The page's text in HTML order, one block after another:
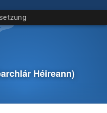
Héireann)